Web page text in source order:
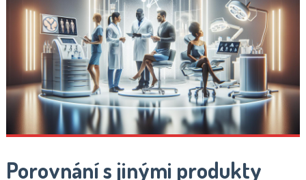
Porovnání s jinými produkty